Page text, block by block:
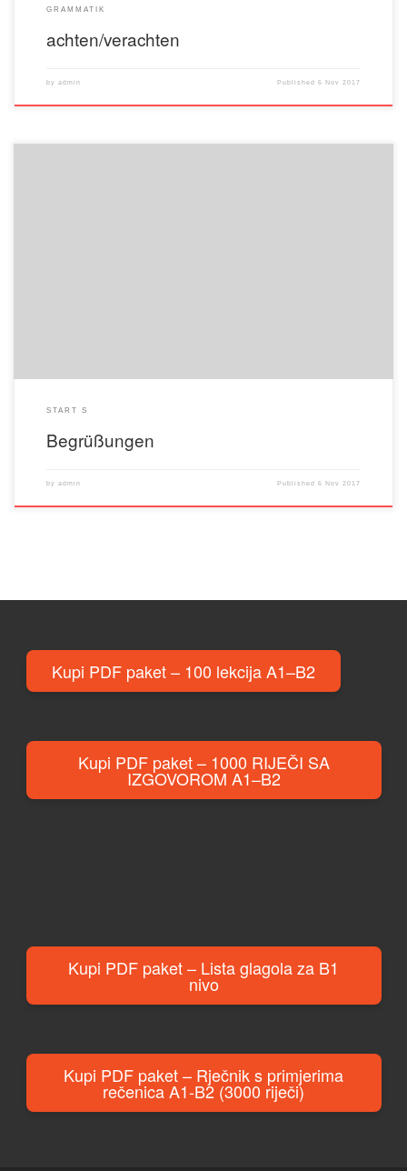
GRAMMATIK
achten/verachten
by admin Published6 Nov 2017
START S
Begrüßungen
by admin Published6 Nov 2017
Kupi PDF paket – 100 lekcija A1–B2
Kupi PDF paket – 1000 RIJEČI SA
IZGOVOROM A1–B2
Kupi PDF paket – Lista glagola za B1
nivo
Kupi PDF paket – Rječnik s primjerima
rečenica A1-B2 (3000 riječi)